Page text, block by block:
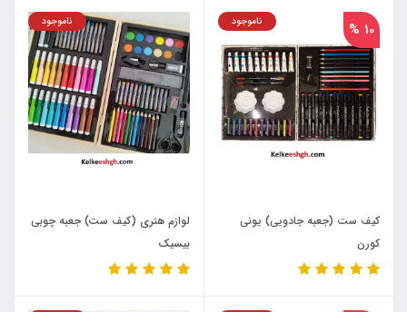
10 % ناموجود
کیف ست (جعبه جادویی) یونی
کورن
ناموجود
لوازم هنری (کیف ست) جعبه چوبی
بیسیک